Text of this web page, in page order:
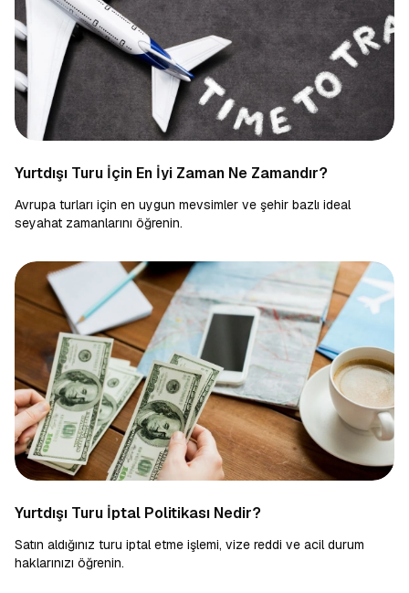
Yurtdışı Turu İçin En İyi Zaman Ne Zamandır?
Avrupa turları için en uygun mevsimler ve şehir bazlı ideal
seyahat zamanlarını öğrenin.
Yurtdışı Turu İptal Politikası Nedir?
Satın aldığınız turu iptal etme işlemi, vize reddi ve acil durum
haklarınızı öğrenin.